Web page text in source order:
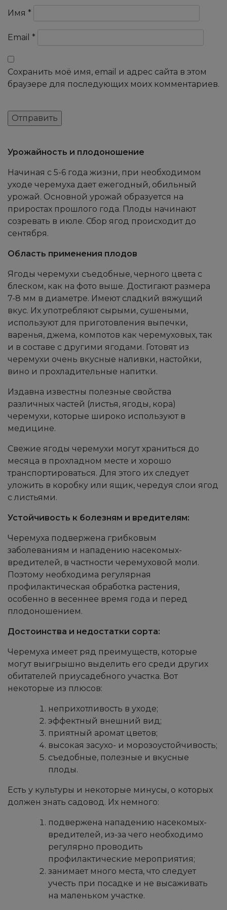
Имя *
Email *
Сохранить моё имя, email и адрес сайта в этом
браузере для последующих моих комментариев.
Урожайность и плодоношение
Начиная с 5-6 года жизни, при необходимом
уходе черемуха дает ежегодный, обильный
урожай. Основной урожай образуется на
приростах прошлого года. Плоды начинают
созревать в июле. Сбор ягод происходит до
сентября.
Область применения плодов
Ягоды черемухи съедобные, черного цвета с
блеском, как на фото выше. Достигают размера
7-8 мм в диаметре. Имеют сладкий вяжущий
вкус. Их употребляют сырыми, сушеными,
используют для приготовления выпечки,
варенья, джема, компотов как черемуховых, так
и в составе с другими ягодами. Готовят из
черемухи очень вкусные наливки, настойки,
вино и прохладительные напитки.
Издавна известны полезные свойства
различных частей (листья, ягоды, кора)
черемухи, которые широко используют в
медицине.
Свежие ягоды черемухи могут храниться до
месяца в прохладном месте и хорошо
транспортироваться. Для этого их следует
уложить в коробку или ящик, чередуя слои ягод
с листьями.
Устойчивость к болезням и вредителям:
Черемуха подвержена грибковым
заболеваниям и нападению насекомых-
вредителей, в частности черемуховой моли.
Поэтому необходима регулярная
профилактическая обработка растения,
особенно в весеннее время года и перед
плодоношением.
Достоинства и недостатки сорта:
Черемуха имеет ряд преимуществ, которые
могут выигрышно выделить его среди других
обитателей приусадебного участка. Вот
некоторые из плюсов:
неприхотливость в уходе;
эффектный внешний вид;
приятный аромат цветов;
высокая засухо- и морозоустойчивость;
съедобные, полезные и вкусные
плоды.
Есть у культуры и некоторые минусы, о которых
должен знать садовод. Их немного:
подвержена нападению насекомых-
вредителей, из-за чего необходимо
регулярно проводить
профилактические мероприятия;
занимает много места, что следует
учесть при посадке и не высаживать
на маленьком участке.